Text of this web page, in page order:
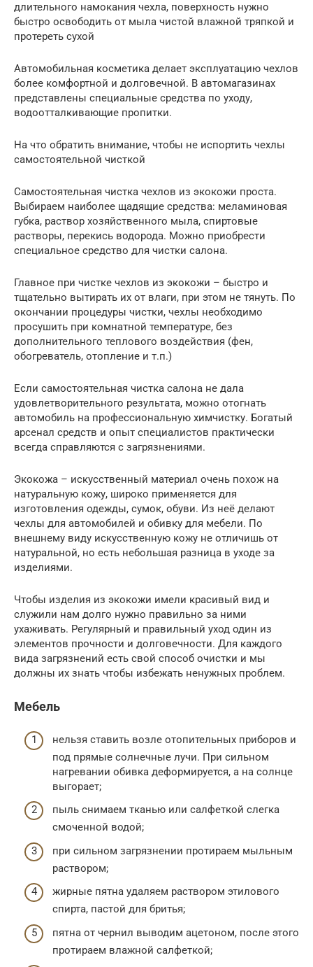
длительного намокания чехла, поверхность нужно
быстро освободить от мыла чистой влажной тряпкой и
протереть сухой
Автомобильная косметика делает эксплуатацию чехлов
более комфортной и долговечной. В автомагазинах
представлены специальные средства по уходу,
водоотталкивающие пропитки.
На что обратить внимание, чтобы не испортить чехлы
самостоятельной чисткой
Самостоятельная чистка чехлов из экокожи проста.
Выбираем наиболее щадящие средства: меламиновая
губка, раствор хозяйственного мыла, спиртовые
растворы, перекись водорода. Можно приобрести
специальное средство для чистки салона.
Главное при чистке чехлов из экокожи – быстро и
тщательно вытирать их от влаги, при этом не тянуть. По
окончании процедуры чистки, чехлы необходимо
просушить при комнатной температуре, без
дополнительного теплового воздействия (фен,
обогреватель, отопление и т.п.)
Если самостоятельная чистка салона не дала
удовлетворительного результата, можно отогнать
автомобиль на профессиональную химчистку. Богатый
арсенал средств и опыт специалистов практически
всегда справляются с загрязнениями.
Экокожа – искусственный материал очень похож на
натуральную кожу, широко применяется для
изготовления одежды, сумок, обуви. Из неё делают
чехлы для автомобилей и обивку для мебели. По
внешнему виду искусственную кожу не отличишь от
натуральной, но есть небольшая разница в уходе за
изделиями.
Чтобы изделия из экокожи имели красивый вид и
служили нам долго нужно правильно за ними
ухаживать. Регулярный и правильный уход один из
элементов прочности и долговечности. Для каждого
вида загрязнений есть свой способ очистки и мы
должны их знать чтобы избежать ненужных проблем.
Мебель
нельзя ставить возле отопительных приборов и
под прямые солнечные лучи. При сильном
нагревании обивка деформируется, а на солнце
выгорает;
пыль снимаем тканью или салфеткой слегка
смоченной водой;
при сильном загрязнении протираем мыльным
раствором;
жирные пятна удаляем раствором этилового
спирта, пастой для бритья;
пятна от чернил выводим ацетоном, после этого
протираем влажной салфеткой;